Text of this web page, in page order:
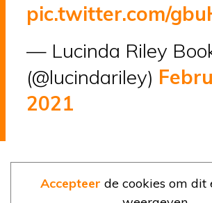
pic.twitter.com/
— Lucinda Riley
(@lucindariley)
2021
Accepteer de cookies om dit